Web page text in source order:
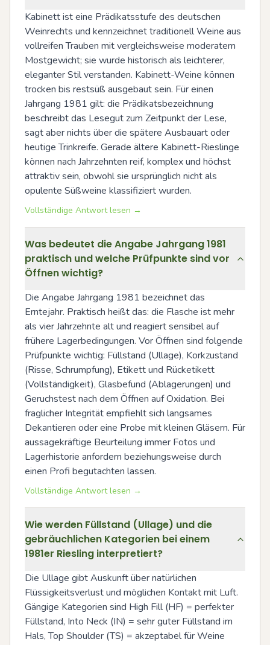
Kabinett ist eine Prädikatsstufe des deutschen
Weinrechts und kennzeichnet traditionell Weine aus
vollreifen Trauben mit vergleichsweise moderatem
Mostgewicht; sie wurde historisch als leichterer,
eleganter Stil verstanden. Kabinett-Weine können
trocken bis restsüß ausgebaut sein. Für einen
Jahrgang 1981 gilt: die Prädikatsbezeichnung
beschreibt das Lesegut zum Zeitpunkt der Lese,
sagt aber nichts über die spätere Ausbauart oder
heutige Trinkreife. Gerade ältere Kabinett-Rieslinge
können nach Jahrzehnten reif, komplex und höchst
attraktiv sein, obwohl sie ursprünglich nicht als
opulente Süßweine klassifiziert wurden.
Vollständige Antwort lesen →
Was bedeutet die Angabe Jahrgang 1981
praktisch und welche Prüfpunkte sind vor
Öffnen wichtig?
Die Angabe Jahrgang 1981 bezeichnet das
Erntejahr. Praktisch heißt das: die Flasche ist mehr
als vier Jahrzehnte alt und reagiert sensibel auf
frühere Lagerbedingungen. Vor Öffnen sind folgende
Prüfpunkte wichtig: Füllstand (Ullage), Korkzustand
(Risse, Schrumpfung), Etikett und Rücketikett
(Vollständigkeit), Glasbefund (Ablagerungen) und
Geruchstest nach dem Öffnen auf Oxidation. Bei
fraglicher Integrität empfiehlt sich langsames
Dekantieren oder eine Probe mit kleinen Gläsern. Für
aussagekräftige Beurteilung immer Fotos und
Lagerhistorie anfordern beziehungsweise durch
einen Profi begutachten lassen.
Vollständige Antwort lesen →
Wie werden Füllstand (Ullage) und die
gebräuchlichen Kategorien bei einem
1981er Riesling interpretiert?
Die Ullage gibt Auskunft über natürlichen
Flüssigkeitsverlust und möglichen Kontakt mit Luft.
Gängige Kategorien sind High Fill (HF) = perfekter
Füllstand, Into Neck (IN) = sehr guter Füllstand im
Hals, Top Shoulder (TS) = akzeptabel für Weine